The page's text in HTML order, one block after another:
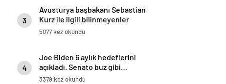
3
Avusturya başbakanı Sebastian
Kurz ile ilgili bilinmeyenler
5077 kez okundu
4
Joe Biden 6 aylık hedeflerini
açıkladı. Senato buz gibi…
3379 kez okundu